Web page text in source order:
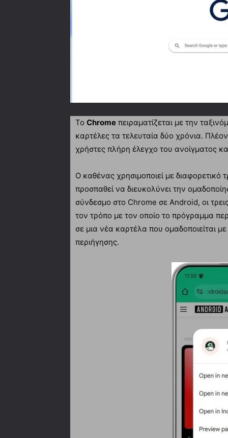
Το Chrome πειραματίζεται με την
καρτέλες τα τελευταία δύο χρόνια.
χρήστες πλήρη έλεγχο του ανοίγματος
Ο καθένας χρησιμοποιεί με
προσπαθεί να διευκολύνει την
σύνδεσμο στο Chrome σε Android, οι
τον τρόπο με τον οποίο το πρόγραμμα
σε μια νέα καρτέλα που ομαδοποιείται
περιήγησης.